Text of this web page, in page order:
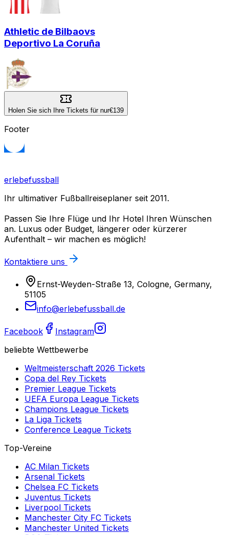
Athletic de Bilbaovs
Deportivo La Coruña
Holen Sie sich Ihre Tickets für nur€139
Footer
erlebefussball
Ihr ultimativer Fußballreiseplaner seit 2011.
Passen Sie Ihre Flüge und Ihr Hotel Ihren Wünschen
an. Luxus oder Budget, längerer oder kürzerer
Aufenthalt – wir machen es möglich!
Kontaktiere uns
Ernst-Weyden-Straße 13, Cologne, Germany,
51105
info@erlebefussball.de
Facebook
Instagram
beliebte Wettbewerbe
Weltmeisterschaft 2026 Tickets
Copa del Rey Tickets
Premier League Tickets
UEFA Europa League Tickets
Champions League Tickets
La Liga Tickets
Conference League Tickets
Top-Vereine
AC Milan Tickets
Arsenal Tickets
Chelsea FC Tickets
Juventus Tickets
Liverpool Tickets
Manchester City FC Tickets
Manchester United Tickets